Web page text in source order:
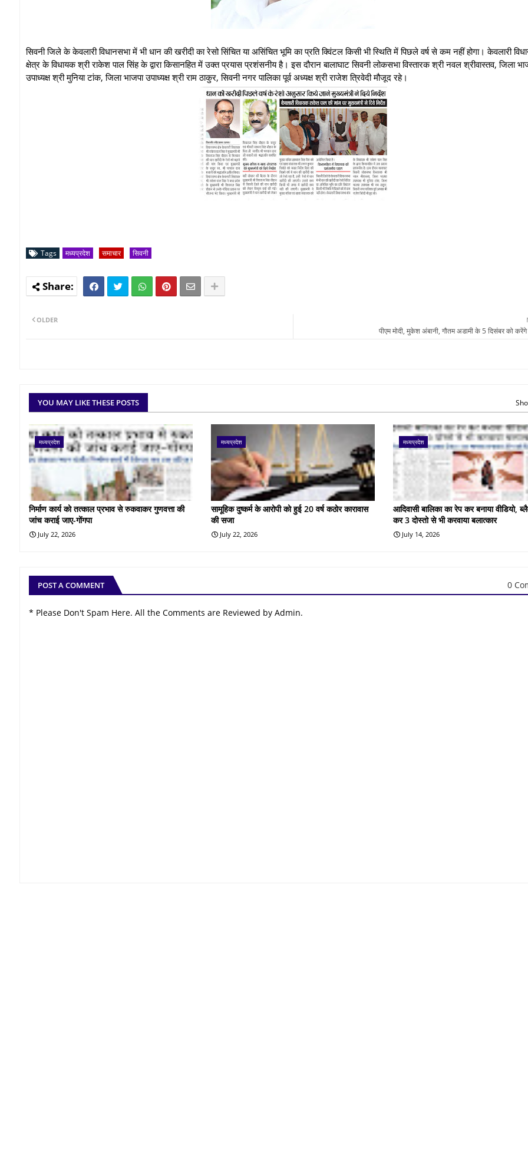
सिवनी जिले के केवलारी विधानसभा में भी धान की खरीदी का रेसो सिंचित या असिंचित भूमि का प्रति क्विंटल किसी भी स्थिति में पिछले वर्ष से कम नहीं होगा। केवलारी
क्षेत्र के विधायक श्री राकेश पाल सिंह के द्वारा किसानहित में उक्त प्रयास प्रशंसनीय है। इस दौरान बालाघाट सिवनी लोकसभा विस्तारक श्री नवल श्रीवास्तव, जिला
उपाध्यक्ष श्री मुनिया टांक, जिला भाजपा उपाध्यक्ष श्री राम ठाकुर, सिवनी नगर पालिका पूर्व अध्यक्ष श्री राजेश त्रिवेदी मौजूद रहे।
Tags मध्यप्रदेश समाचार सिवनी
पीएम मोदी, मुकेश अंबानी, गौतम अडामी के 5 दिसंबर को
OLDER
YOU MAY LIKE THESE POSTS
मध्यप्रदेश
निर्माण कार्य को तत्काल प्रभाव से रुकवाकर गुणवत्ता की
जांच कराई जाए-गोंगपा
July 22, 2026
मध्यप्रदेश
सामूहिक दुष्कर्म के आरोपी को हुई 20 वर्ष कठोर कारावास
की सजा
July 22, 2026
मध्यप्रदेश
आदिवासी बालिका का रेप कर बनाया वीडियो,
कर 3 दोस्तो से भी करवाया बलात्कार
July 14, 2026
POST A COMMENT 0
* Please Don't Spam Here. All the Comments are Reviewed by Admin.